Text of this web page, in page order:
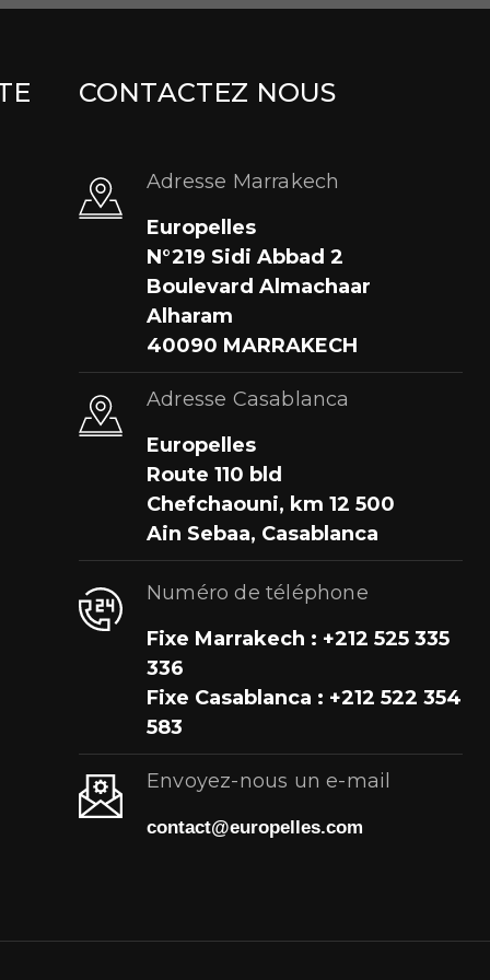
CONTACTEZ NOUS
Adresse Marrakech
Europelles
N°219 Sidi Abbad 2
Boulevard Almachaar
Alharam
40090 MARRAKECH
Adresse Casablanca
Europelles
Route 110 bld
Chefchaouni, km 12 500
Ain Sebaa, Casablanca
Numéro de téléphone
Fixe Marrakech : +212 525 335
336
Fixe Casablanca : +212 522 354
583
Envoyez-nous un e-mail
contact@europelles.com